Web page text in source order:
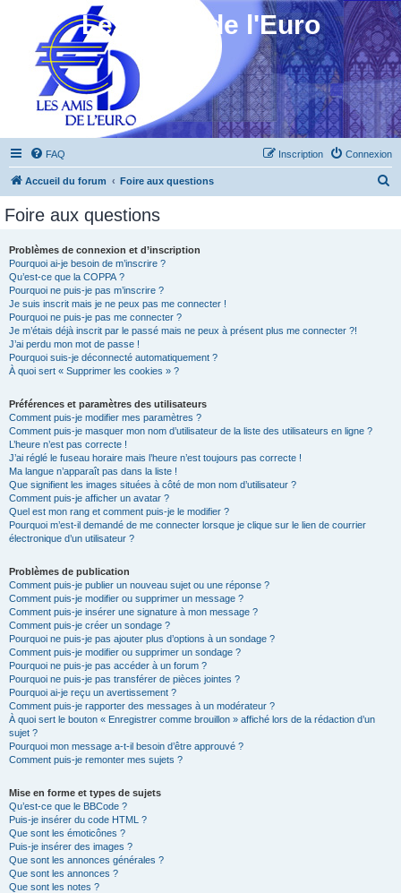
Les Amis de l'Euro
FAQ Connexion
Inscription
Accueil du forum Foire aux questions
Foire aux questions
Problèmes de connexion et d’inscription
Pourquoi ai-je besoin de m’inscrire ?
Qu’est-ce que la COPPA ?
Pourquoi ne puis-je pas m’inscrire ?
Je suis inscrit mais je ne peux pas me connecter !
Pourquoi ne puis-je pas me connecter ?
Je m’étais déjà inscrit par le passé mais ne peux à présent plus me connecter ?!
J’ai perdu mon mot de passe !
Pourquoi suis-je déconnecté automatiquement ?
À quoi sert « Supprimer les cookies » ?
Préférences et paramètres des utilisateurs
Comment puis-je modifier mes paramètres ?
Comment puis-je masquer mon nom d’utilisateur de la liste des utilisateurs en ligne ?
L’heure n’est pas correcte !
J’ai réglé le fuseau horaire mais l’heure n’est toujours pas correcte !
Ma langue n’apparaît pas dans la liste !
Que signifient les images situées à côté de mon nom d’utilisateur ?
Comment puis-je afficher un avatar ?
Quel est mon rang et comment puis-je le modifier ?
Pourquoi m’est-il demandé de me connecter lorsque je clique sur le lien de courrier
électronique d’un utilisateur ?
Problèmes de publication
Comment puis-je publier un nouveau sujet ou une réponse ?
Comment puis-je modifier ou supprimer un message ?
Comment puis-je insérer une signature à mon message ?
Comment puis-je créer un sondage ?
Pourquoi ne puis-je pas ajouter plus d’options à un sondage ?
Comment puis-je modifier ou supprimer un sondage ?
Pourquoi ne puis-je pas accéder à un forum ?
Pourquoi ne puis-je pas transférer de pièces jointes ?
Pourquoi ai-je reçu un avertissement ?
Comment puis-je rapporter des messages à un modérateur ?
À quoi sert le bouton « Enregistrer comme brouillon » affiché lors de la rédaction d’un
sujet ?
Pourquoi mon message a-t-il besoin d’être approuvé ?
Comment puis-je remonter mes sujets ?
Mise en forme et types de sujets
Qu’est-ce que le BBCode ?
Puis-je insérer du code HTML ?
Que sont les émoticônes ?
Puis-je insérer des images ?
Que sont les annonces générales ?
Que sont les annonces ?
Que sont les notes ?